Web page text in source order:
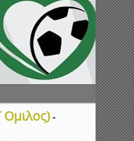
Ομιλος)-